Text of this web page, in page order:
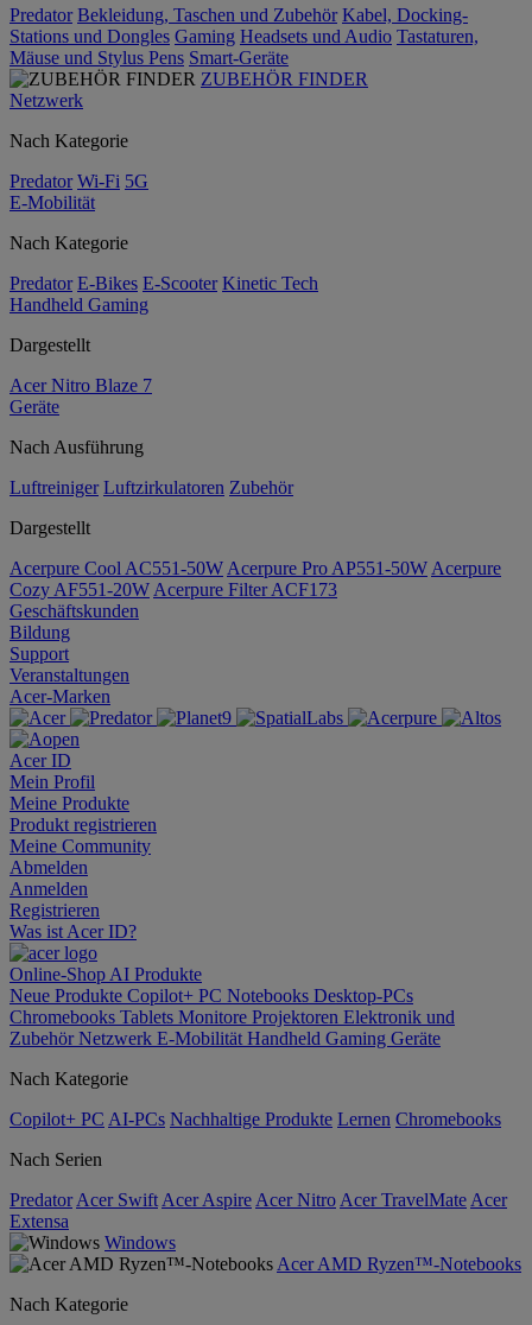
Predator Bekleidung, Taschen und Zubehör Kabel, Docking-
Stations und Dongles Gaming Headsets und Audio Tastaturen,
Mäuse und Stylus Pens Smart-Geräte
ZUBEHÖR FINDER
Netzwerk
Nach Kategorie
Predator Wi-Fi 5G
E-Mobilität
Nach Kategorie
Predator E-Bikes E-Scooter Kinetic Tech
Handheld Gaming
Dargestellt
Acer Nitro Blaze 7
Geräte
Nach Ausführung
Luftreiniger Luftzirkulatoren Zubehör
Dargestellt
Acerpure Cool AC551-50W Acerpure Pro AP551-50W Acerpure
Cozy AF551-20W Acerpure Filter ACF173
Geschäftskunden
Bildung
Support
Veranstaltungen
Acer-Marken
Acer ID
Mein Profil
Meine Produkte
Produkt registrieren
Meine Community
Abmelden
Anmelden
Registrieren
Was ist Acer ID?
Online-Shop AI Produkte
Neue Produkte Copilot+ PC Notebooks Desktop-PCs
Chromebooks Tablets Monitore Projektoren Elektronik und
ZubehörNetzwerk E-Mobilität Handheld Gaming Geräte
Nach Kategorie
Copilot+ PC AI-PCs Nachhaltige Produkte Lernen Chromebooks
Nach Serien
Predator Acer Swift Acer Aspire Acer Nitro Acer TravelMate Acer
Extensa
Windows
Acer AMD Ryzen™-Notebooks
Nach Kategorie